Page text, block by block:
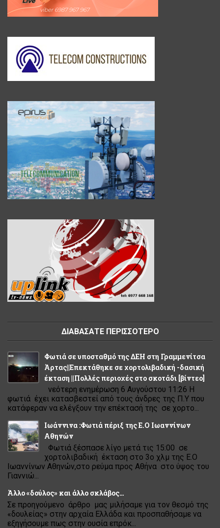
ΔΙΑΒΑΣΑΤΕ ΠΕΡΙΣΣΟΤΕΡΟ
Φωτιά σε υποσταθμό της ΔΕΗ στη Γραμμενίτσα
Άρτας||Επεκτάθηκε σε χορτολιβαδική -δασική
έκταση ||Πολλές περιοχές στο σκοτάδι [βίντεο]
νεότερη ενημέρωση 6 Αυγούστου 11:26 Η
φωτιά έχει κατασβεστεί από τους άνδρες της Π.Υ που
κατάφεραν να ελέγξουν την επέκτασή της σε χορτο...
Ιωάννινα :Φωτιά πέριξ της Ε.Ο Ιωαννίνων
Αθηνών
Φωτιά ξέσπασε λίγο μετά τις 15:00 σε
χορτολιβαδική έκταση στο 3ο χλμ της Ε.Ο
Ιωαννίνων Αθηνών,στο ρεύμα προς Αθήνα στο ύψος του
Γιαννιώ...
Άλλο «δούλος» και άλλο σκλάβος…
Σε προηγούμενο άρθρο μας μιλήσαμε για τον θεσμό της
«δουλείας» στην αρχαία Ελλάδα και προσπαθήσαμε να
εξηγήσουμε πως στην ουσία επρόκ...